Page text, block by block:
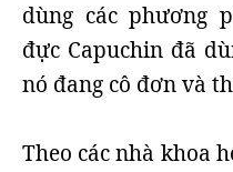
dùng các phương
đực Capuchin đã
nó đang cô đơn và
Theo các nhà khoa